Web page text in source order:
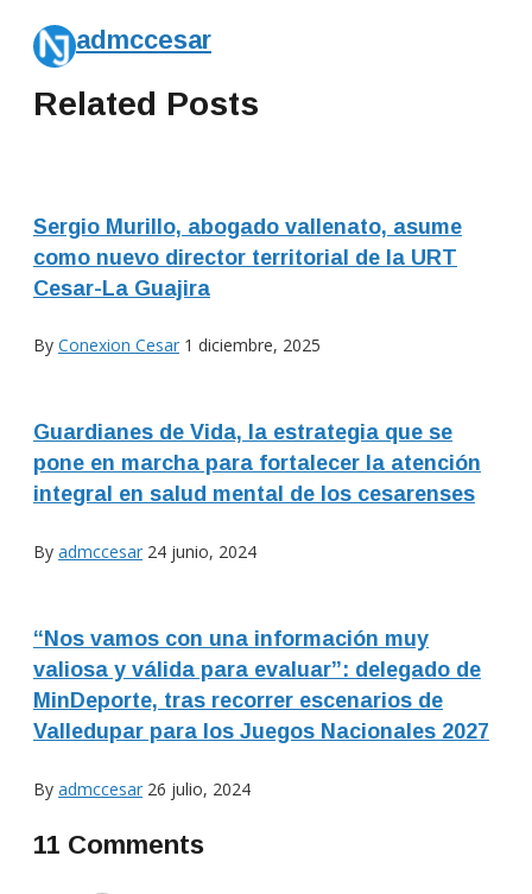
admccesar
Related Posts
Sergio Murillo, abogado vallenato, asume
como nuevo director territorial de la URT
Cesar-La Guajira
By Conexion Cesar 1 diciembre, 2025
Guardianes de Vida, la estrategia que se
pone en marcha para fortalecer la atención
integral en salud mental de los cesarenses
By admccesar 24 junio, 2024
“Nos vamos con una información muy
valiosa y válida para evaluar”: delegado de
MinDeporte, tras recorrer escenarios de
Valledupar para los Juegos Nacionales 2027
By admccesar 26 julio, 2024
11 Comments